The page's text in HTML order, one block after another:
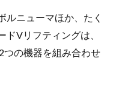
ルニューマほか、たく
ドVリフティングは、
つの機器を組み合わせ